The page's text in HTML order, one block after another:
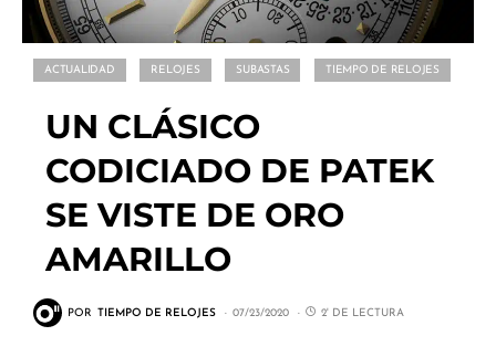
ACTUALIDAD RELOJES SUBASTAS TIEMPO DE RELOJES
UN CLÁSICO
CODICIADO DE PATEK
SE VISTE DE ORO
AMARILLO
POR TIEMPO DE RELOJES 07/23/2020 2' DE LECTURA